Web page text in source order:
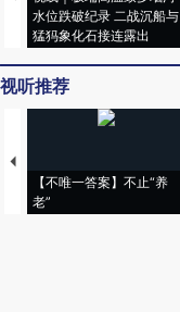
水位跌破纪录 二战沉船与
猛犸象化石接连露出
视听推荐
【不唯一答案】不止“养
老”